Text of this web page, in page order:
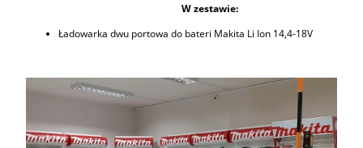
W zestawie:
Ładowarka dwu portowa do bateri Makita Li Ion 14,4-18V